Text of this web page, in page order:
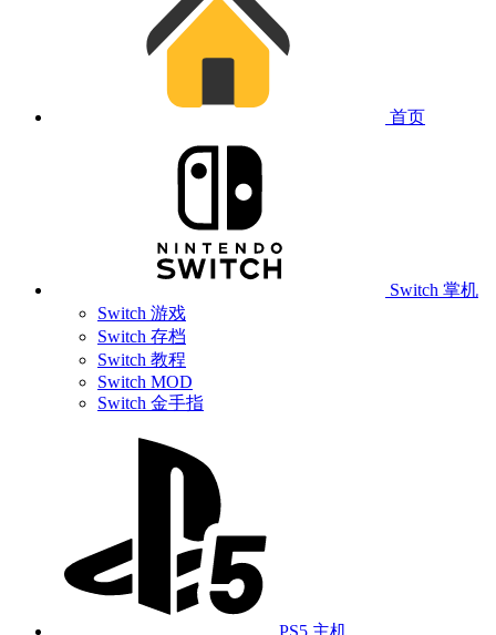
首页
Switch 掌机
Switch 游戏
Switch 存档
Switch 教程
Switch MOD
Switch 金手指